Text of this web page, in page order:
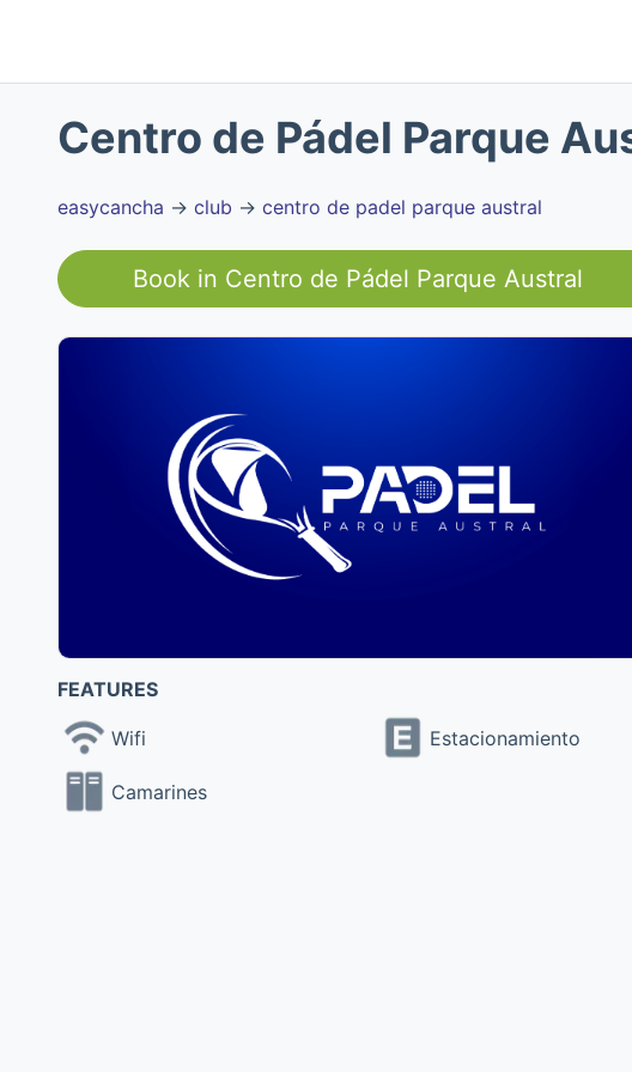
Centro de Pádel Parque
easycancha → club → centro de padel parque austral
Book in Centro de Pádel Parque Austral
FEATURES
Wifi Estacionamiento
Camarines